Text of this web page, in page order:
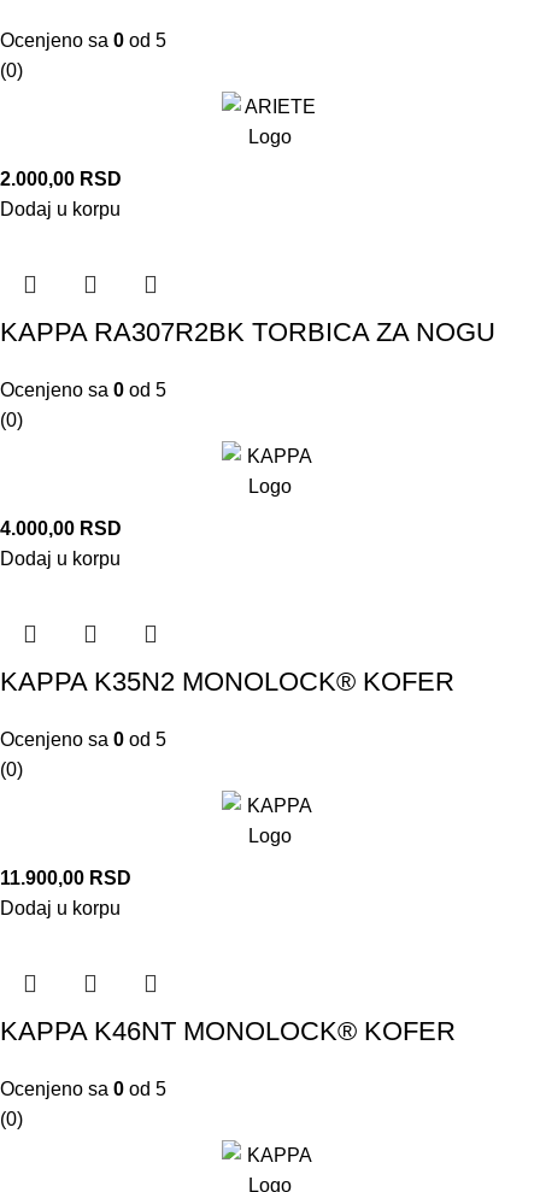
Ocenjeno sa 0 od 5
(0)
2.000,00 RSD
Dodaj u korpu
KAPPA RA307R2BK TORBICA ZA NOGU
Ocenjeno sa 0 od 5
(0)
4.000,00 RSD
Dodaj u korpu
KAPPA K35N2 MONOLOCK® KOFER
Ocenjeno sa 0 od 5
(0)
11.900,00 RSD
Dodaj u korpu
KAPPA K46NT MONOLOCK® KOFER
Ocenjeno sa 0 od 5
(0)